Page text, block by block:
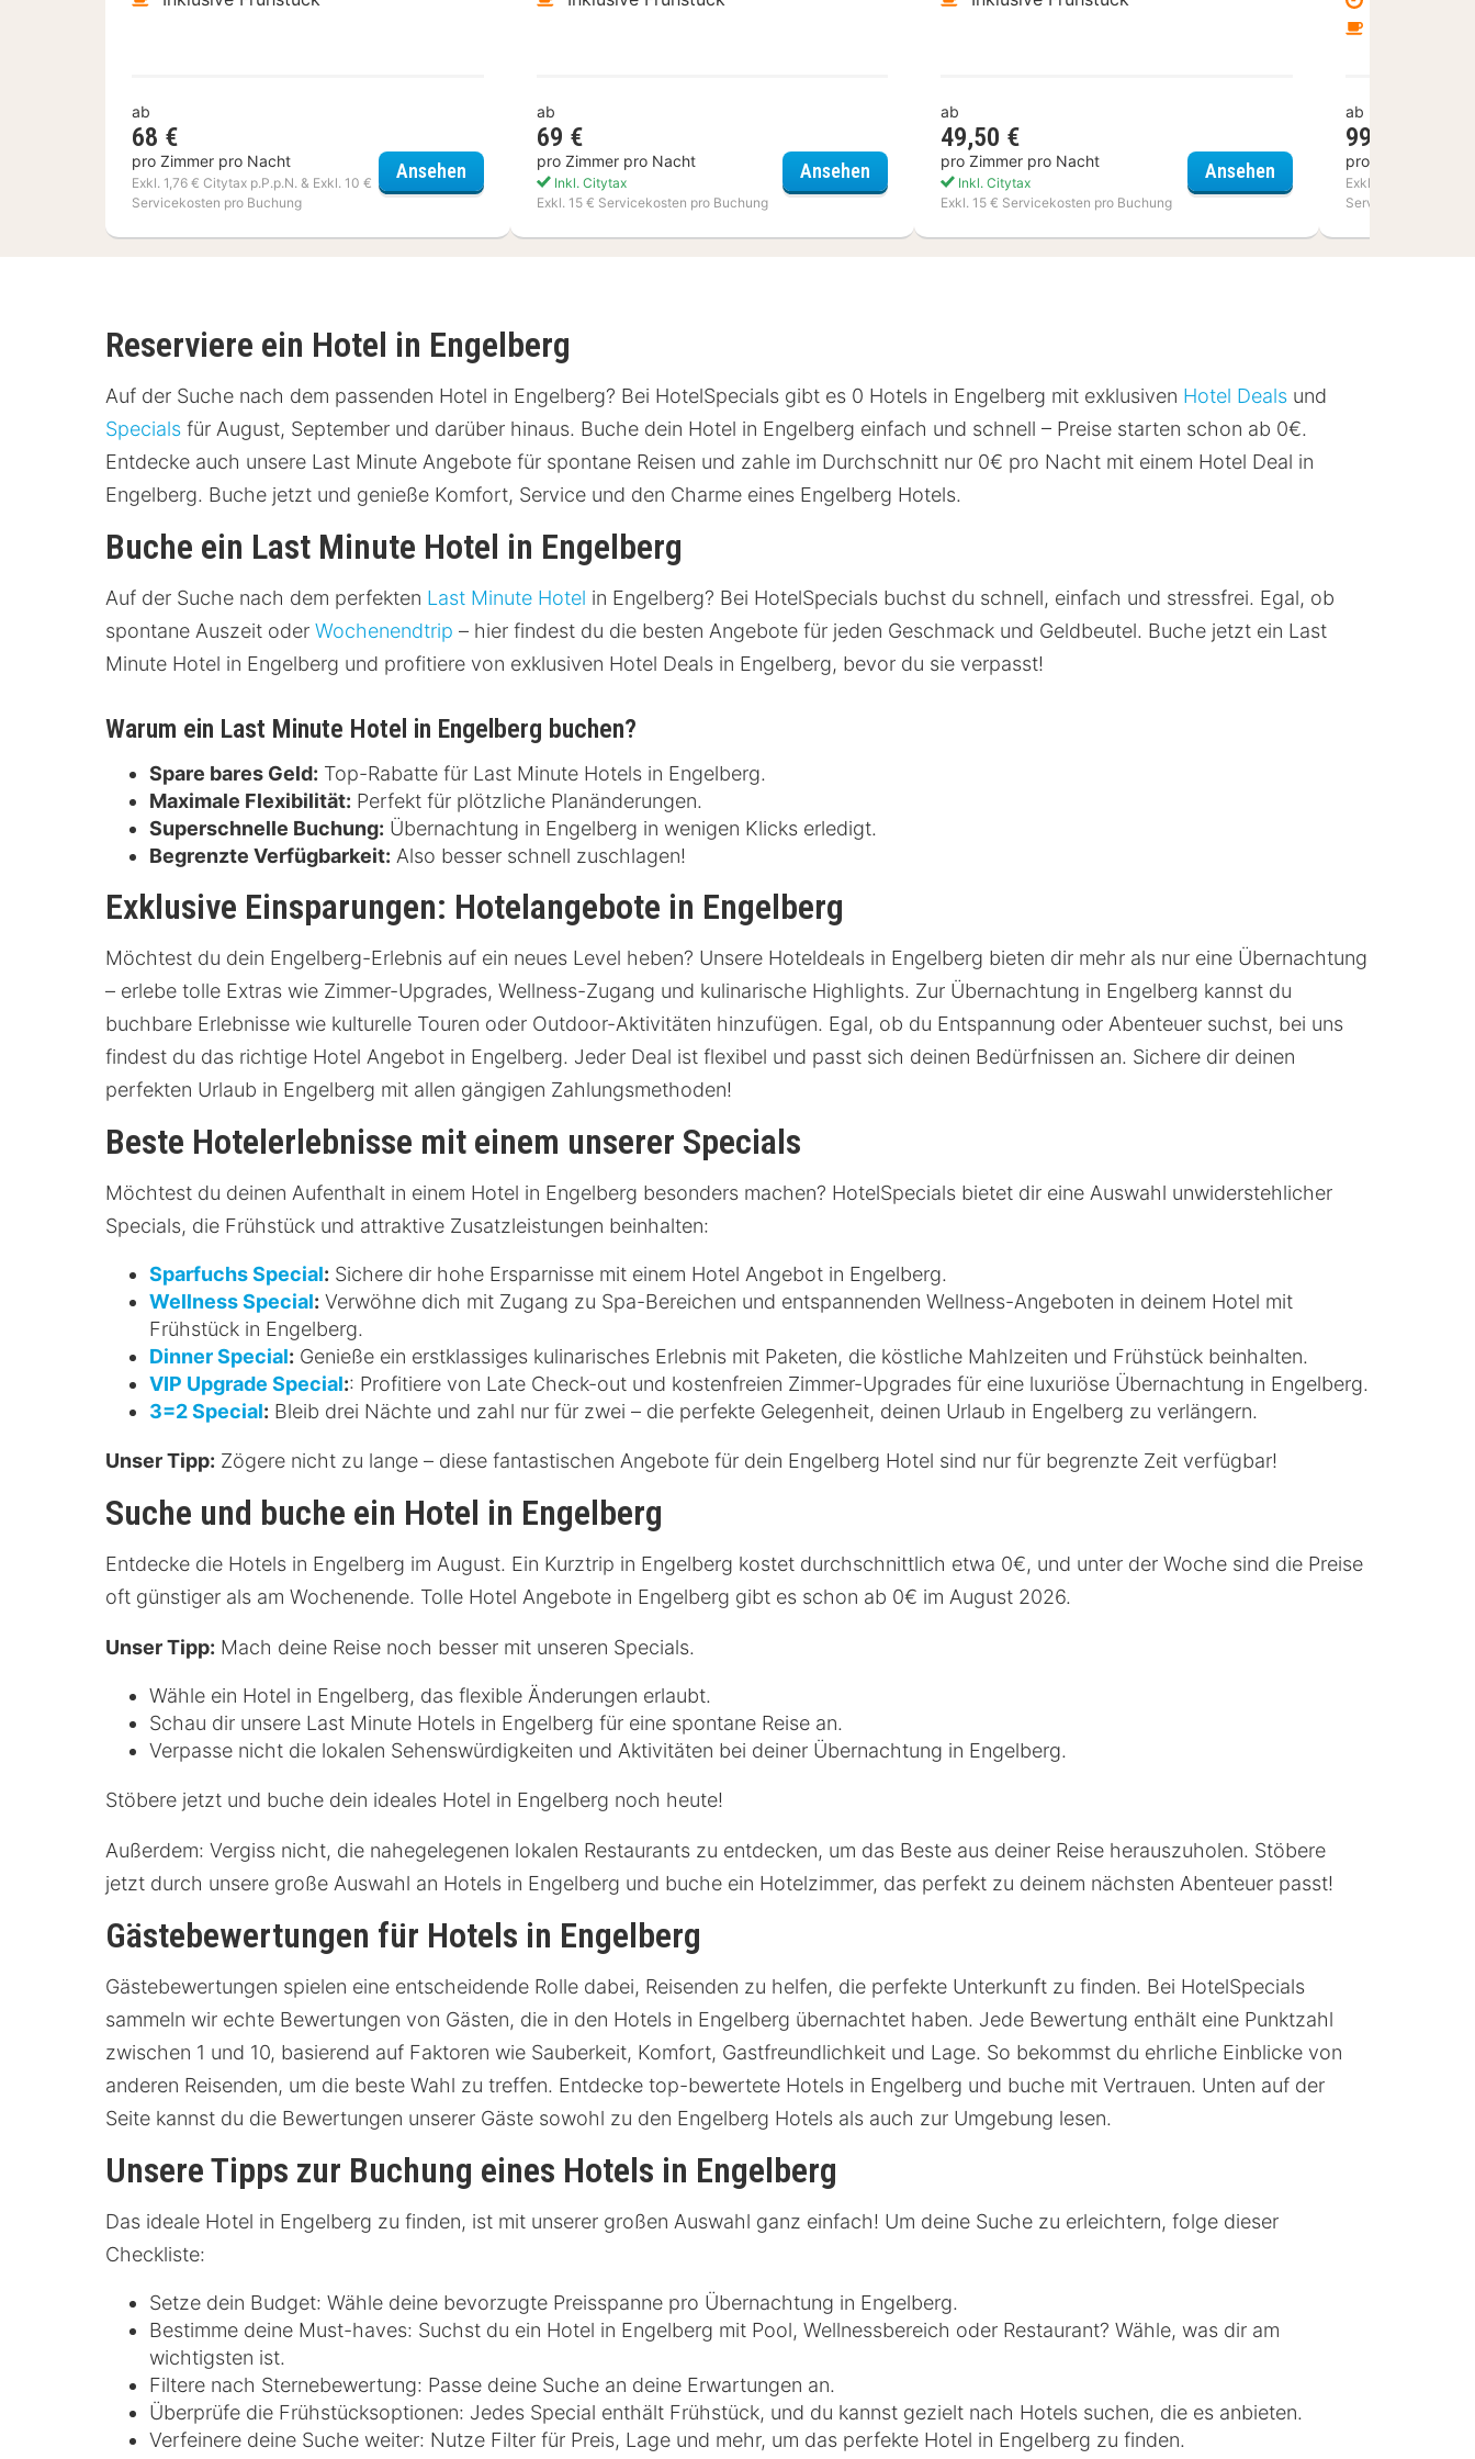
ab
68 €
pro Zimmer pro Nacht
Exkl. 1,76 € Citytax p.P.p.N. & Exkl. 10 €
Servicekosten pro Buchung
AnsehenIbis Styles Villeneuve D'Ascq
ab
69 €
pro Zimmer pro Nacht
Inkl. Citytax
Exkl. 15 € Servicekosten pro Buchung
Ansehen Centro Hotel Nürnberg, Trademark Collection by Wyndham
ab
49,50 €
pro Zimmer pro Nacht
Inkl. Citytax
Exkl. 15 € Servicekosten pro Buchung
AnsehenAkzent Hotel Altenberge
ab
99 €
pro Zimmer pro
Exkl. 4,40 € Citytax
Servicekosten pro
Reserviere ein Hotel in Engelberg
Auf der Suche nach dem passenden Hotel in Engelberg? Bei HotelSpecials gibt es 0 Hotels in Engelberg mit exklusiven Hotel Deals und
Specials für August, September und darüber hinaus. Buche dein Hotel in Engelberg einfach und schnell – Preise starten schon ab 0€.
Entdecke auch unsere Last Minute Angebote für spontane Reisen und zahle im Durchschnitt nur 0€ pro Nacht mit einem Hotel Deal in
Engelberg. Buche jetzt und genieße Komfort, Service und den Charme eines Engelberg Hotels.
Buche ein Last Minute Hotel in Engelberg
Auf der Suche nach dem perfekten Last Minute Hotel in Engelberg? Bei HotelSpecials buchst du schnell, einfach und stressfrei. Egal, ob
spontane Auszeit oder Wochenendtrip – hier findest du die besten Angebote für jeden Geschmack und Geldbeutel. Buche jetzt ein Last
Minute Hotel in Engelberg und profitiere von exklusiven Hotel Deals in Engelberg, bevor du sie verpasst!
Warum ein Last Minute Hotel in Engelberg buchen?
Spare bares Geld: Top-Rabatte für Last Minute Hotels in Engelberg.
Maximale Flexibilität: Perfekt für plötzliche Planänderungen.
Superschnelle Buchung: Übernachtung in Engelberg in wenigen Klicks erledigt.
Begrenzte Verfügbarkeit: Also besser schnell zuschlagen!
Exklusive Einsparungen: Hotelangebote in Engelberg
Möchtest du dein Engelberg-Erlebnis auf ein neues Level heben? Unsere Hoteldeals in Engelberg bieten dir mehr als nur eine Übernachtung
– erlebe tolle Extras wie Zimmer-Upgrades, Wellness-Zugang und kulinarische Highlights. Zur Übernachtung in Engelberg kannst du
buchbare Erlebnisse wie kulturelle Touren oder Outdoor-Aktivitäten hinzufügen. Egal, ob du Entspannung oder Abenteuer suchst, bei uns
findest du das richtige Hotel Angebot in Engelberg. Jeder Deal ist flexibel und passt sich deinen Bedürfnissen an. Sichere dir deinen
perfekten Urlaub in Engelberg mit allen gängigen Zahlungsmethoden!
Beste Hotelerlebnisse mit einem unserer Specials
Möchtest du deinen Aufenthalt in einem Hotel in Engelberg besonders machen? HotelSpecials bietet dir eine Auswahl unwiderstehlicher
Specials, die Frühstück und attraktive Zusatzleistungen beinhalten:
Sparfuchs Special: Sichere dir hohe Ersparnisse mit einem Hotel Angebot in Engelberg.
Wellness Special: Verwöhne dich mit Zugang zu Spa-Bereichen und entspannenden Wellness-Angeboten in deinem Hotel mit
Frühstück in Engelberg.
Dinner Special: Genieße ein erstklassiges kulinarisches Erlebnis mit Paketen, die köstliche Mahlzeiten und Frühstück beinhalten.
VIP Upgrade Special:: Profitiere von Late Check-out und kostenfreien Zimmer-Upgrades für eine luxuriöse Übernachtung in Engelberg.
3=2 Special: Bleib drei Nächte und zahl nur für zwei – die perfekte Gelegenheit, deinen Urlaub in Engelberg zu verlängern.
Unser Tipp: Zögere nicht zu lange – diese fantastischen Angebote für dein Engelberg Hotel sind nur für begrenzte Zeit verfügbar!
Suche und buche ein Hotel in Engelberg
Entdecke die Hotels in Engelberg im August. Ein Kurztrip in Engelberg kostet durchschnittlich etwa 0€, und unter der Woche sind die Preise
oft günstiger als am Wochenende. Tolle Hotel Angebote in Engelberg gibt es schon ab 0€ im August 2026.
Unser Tipp: Mach deine Reise noch besser mit unseren Specials.
Wähle ein Hotel in Engelberg, das flexible Änderungen erlaubt.
Schau dir unsere Last Minute Hotels in Engelberg für eine spontane Reise an.
Verpasse nicht die lokalen Sehenswürdigkeiten und Aktivitäten bei deiner Übernachtung in Engelberg.
Stöbere jetzt und buche dein ideales Hotel in Engelberg noch heute!
Außerdem: Vergiss nicht, die nahegelegenen lokalen Restaurants zu entdecken, um das Beste aus deiner Reise herauszuholen. Stöbere
jetzt durch unsere große Auswahl an Hotels in Engelberg und buche ein Hotelzimmer, das perfekt zu deinem nächsten Abenteuer passt!
Gästebewertungen für Hotels in Engelberg
Gästebewertungen spielen eine entscheidende Rolle dabei, Reisenden zu helfen, die perfekte Unterkunft zu finden. Bei HotelSpecials
sammeln wir echte Bewertungen von Gästen, die in den Hotels in Engelberg übernachtet haben. Jede Bewertung enthält eine Punktzahl
zwischen 1 und 10, basierend auf Faktoren wie Sauberkeit, Komfort, Gastfreundlichkeit und Lage. So bekommst du ehrliche Einblicke von
anderen Reisenden, um die beste Wahl zu treffen. Entdecke top-bewertete Hotels in Engelberg und buche mit Vertrauen. Unten auf der
Seite kannst du die Bewertungen unserer Gäste sowohl zu den Engelberg Hotels als auch zur Umgebung lesen.
Unsere Tipps zur Buchung eines Hotels in Engelberg
Das ideale Hotel in Engelberg zu finden, ist mit unserer großen Auswahl ganz einfach! Um deine Suche zu erleichtern, folge dieser
Checkliste:
Setze dein Budget: Wähle deine bevorzugte Preisspanne pro Übernachtung in Engelberg.
Bestimme deine Must-haves: Suchst du ein Hotel in Engelberg mit Pool, Wellnessbereich oder Restaurant? Wähle, was dir am
wichtigsten ist.
Filtere nach Sternebewertung: Passe deine Suche an deine Erwartungen an.
Überprüfe die Frühstücksoptionen: Jedes Special enthält Frühstück, und du kannst gezielt nach Hotels suchen, die es anbieten.
Verfeinere deine Suche weiter: Nutze Filter für Preis, Lage und mehr, um das perfekte Hotel in Engelberg zu finden.